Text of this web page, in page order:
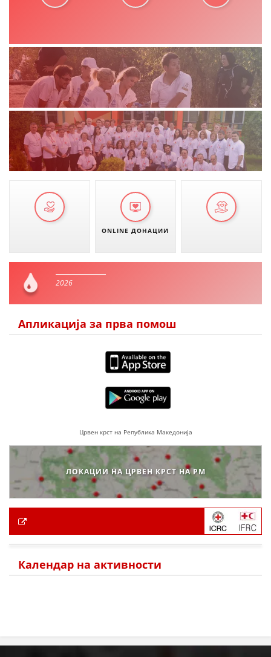
ONLINE ДОНАЦИИ
2026
Апликација за прва помош
Црвен крст на Република Македонија
ЛОКАЦИИ НА ЦРВЕН КРСТ НА РМ
Календар на активности